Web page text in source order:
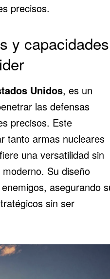
precisos.
y capacidades
Unidos, es un
las defensas
precisos. Este
tanto armas nucleares
una versatilidad sin
Su diseño
asegurando
sin ser